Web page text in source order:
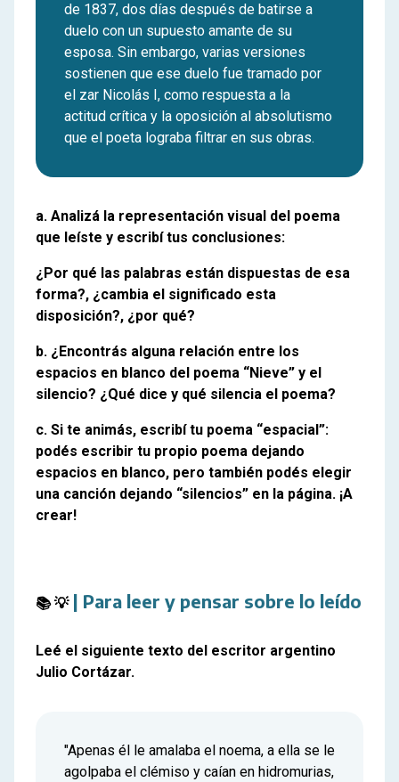
de 1837, dos días después de batirse a
duelo con un supuesto amante de su
esposa. Sin embargo, varias versiones
sostienen que ese duelo fue tramado por
el zar Nicolás I, como respuesta a la
actitud crítica y la oposición al absolutismo
que el poeta lograba filtrar en sus obras.
a. Analizá la representación visual del poema
que leíste y escribí tus conclusiones:
¿Por qué las palabras están dispuestas de esa
forma?, ¿cambia el significado esta
disposición?, ¿por qué?
b. ¿Encontrás alguna relación entre los
espacios en blanco del poema “Nieve” y el
silencio? ¿Qué dice y qué silencia el poema?
c. Si te animás, escribí tu poema “espacial”:
podés escribir tu propio poema dejando
espacios en blanco, pero también podés elegir
una canción dejando “silencios” en la página. ¡A
crear!
📚 💡 | Para leer y pensar sobre lo leído
Leé el siguiente texto del escritor argentino
Julio Cortázar.
"Apenas él le amalaba el noema, a ella se le
agolpaba el clémiso y caían en hidromurias,